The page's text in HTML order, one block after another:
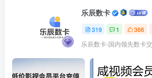
乐辰数卡
319 1 366
乐辰数卡-国内领先数卡